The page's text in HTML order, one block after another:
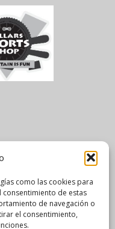
como las cookies para
de estas
de navegación o
el consentimiento,